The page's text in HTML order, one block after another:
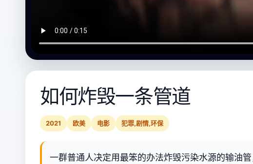
如何炸毁一条管道
2021 欧美 电影 犯罪,剧情,环保
一群普通人决定用最笨的办法炸毁污染水源的输油